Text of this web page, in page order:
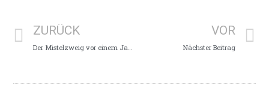
ZURÜCK VOR
Nächster Beitrag